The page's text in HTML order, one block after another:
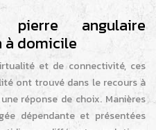
pierre angulaire
à domicile
et de connectivité, ces
ont trouvé dans le recours à
une réponse de choix. Manières
dépendante et présentées